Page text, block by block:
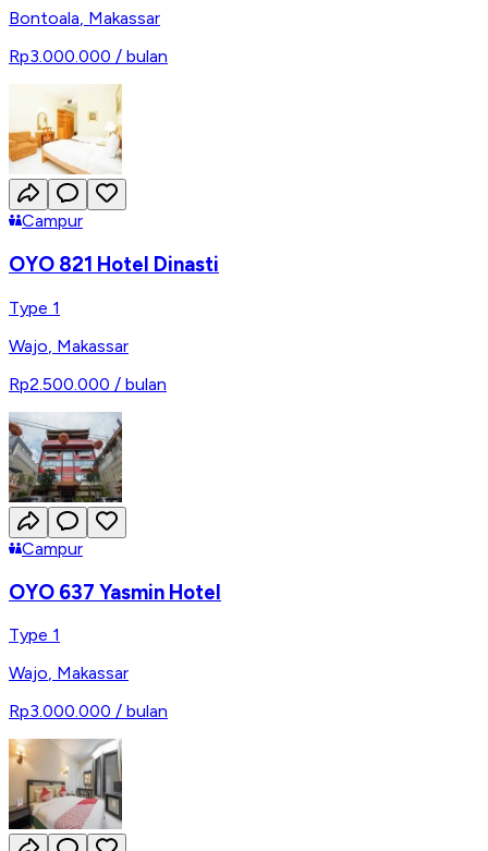
Bontoala, Makassar
Rp3.000.000 / bulan
Campur
OYO 821 Hotel Dinasti
Type 1
Wajo, Makassar
Rp2.500.000 / bulan
Campur
OYO 637 Yasmin Hotel
Type 1
Wajo, Makassar
Rp3.000.000 / bulan